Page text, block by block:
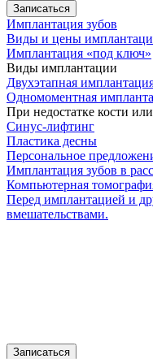
Записаться
Имплантация зубов
Виды и цены
Имплантация «под ключ»
Виды имплантации
Двухэтапная
Одномоментная
При недостатке кости
Синус-лифтинг
Пластика десны
Персональное
Имплантация зубов в
Компьютерная
Перед имплантацией и
вмешательствами.
Записаться